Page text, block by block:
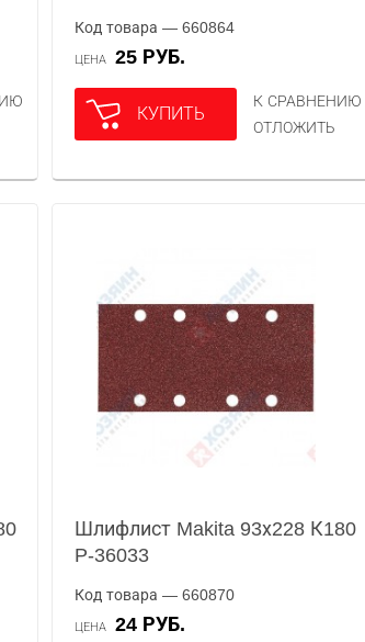
Код товара — 660864
ЦЕНА 25 РУБ.
КУПИТЬ
К СРАВНЕНИЮ
ОТЛОЖИТЬ
Шлифлист Makita 93х228 К180
P-36033
Код товара — 660870
ЦЕНА 24 РУБ.